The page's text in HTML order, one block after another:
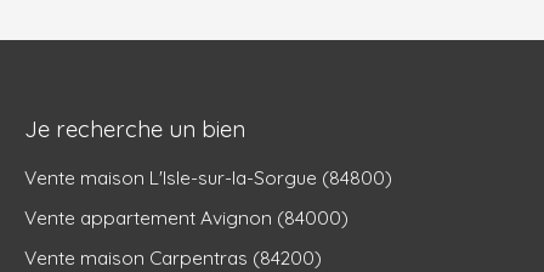
Je recherche un bien
Vente maison L'Isle-sur-la-Sorgue (84800)
Vente appartement Avignon (84000)
Vente maison Carpentras (84200)